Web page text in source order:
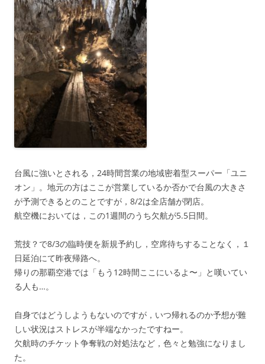
台風に強いとされる，24時間営業の地域密着型スーパー「ユニ
オン」。地元の方はここが営業しているか否かで台風の大きさ
が予測できるとのことですが，8/2は全店舗が閉店。
航空機においては，この1週間のうち欠航が5.5日間。
荒技？で8/3の臨時便を新規予約し，空席待ちすることなく，１
日延泊にて昨夜帰路へ。
帰りの那覇空港では「もう12時間ここにいるよ〜」と嘆いてい
る人も…。
自身ではどうしようもないのですが，いつ帰れるのか予想が難
しい状況はストレスが半端なかったですねー。
欠航時のチケット争奪戦の対処法など，色々と勉強になりまし
た。